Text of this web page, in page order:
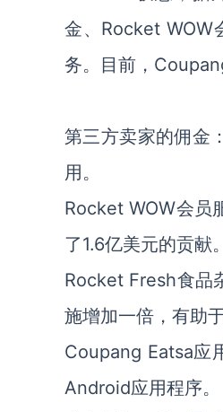
金、Rocket WOW
务。目前，
第三方卖家的佣金
用。
Rocket WOW会员
了1.6亿美元的贡献。
Rocket Fresh食品
施增加一倍，有助
Coupang Eatsa应
Android应用程序。